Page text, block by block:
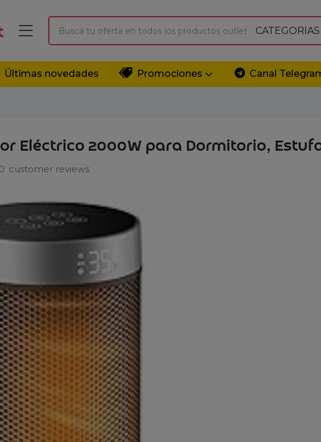
CATEGORIAS
Últimas novedades Promociones Canal
Eléctrico 2000W para Dormitorio,
0 customer reviews